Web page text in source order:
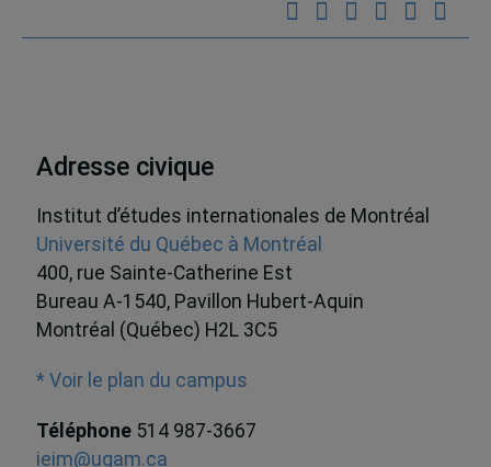
Adresse civique
Institut d’études internationales de Montréal
Université du Québec à Montréal
400, rue Sainte-Catherine Est
Bureau A-1540, Pavillon Hubert-Aquin
Montréal (Québec) H2L 3C5
* Voir le plan du campus
Téléphone 514 987-3667
ieim@uqam.ca